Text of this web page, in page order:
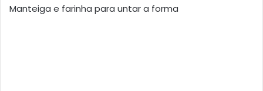
Manteiga e farinha para untar a forma